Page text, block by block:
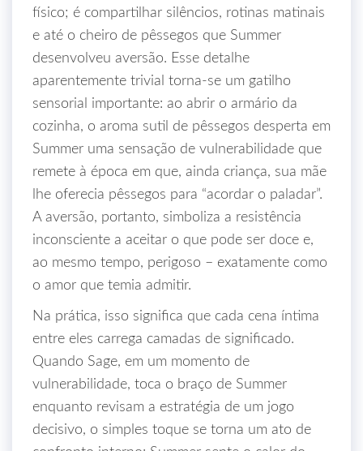
físico; é compartilhar silêncios, rotinas matinais
e até o cheiro de pêssegos que Summer
desenvolveu aversão. Esse detalhe
aparentemente trivial torna‑se um gatilho
sensorial importante: ao abrir o armário da
cozinha, o aroma sutil de pêssegos desperta em
Summer uma sensação de vulnerabilidade que
remete à época em que, ainda criança, sua mãe
lhe oferecia pêssegos para “acordar o paladar”.
A aversão, portanto, simboliza a resistência
inconsciente a aceitar o que pode ser doce e,
ao mesmo tempo, perigoso – exatamente como
o amor que temia admitir.
Na prática, isso significa que cada cena íntima
entre eles carrega camadas de significado.
Quando Sage, em um momento de
vulnerabilidade, toca o braço de Summer
enquanto revisam a estratégia de um jogo
decisivo, o simples toque se torna um ato de